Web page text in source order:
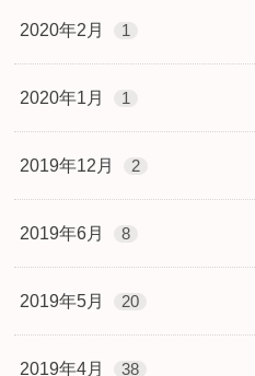
2020年2月 1
2020年1月 1
2019年12月 2
2019年6月 8
2019年5月 20
2019年4月 38